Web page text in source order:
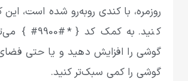
روزمره، با کندی روبه‌رو شده است، این
کنید. به کمک کد
گوشی را افزایش دهید و یا حتی
گوشی را کمی سبک‌تر کنید.